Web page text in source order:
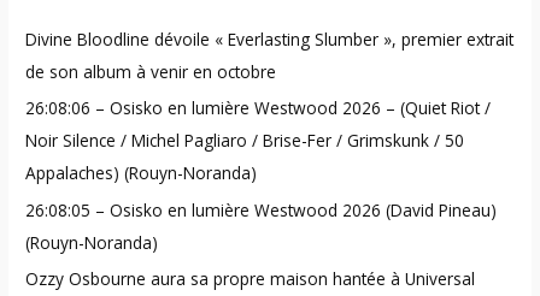
f
o
r
:
Divine Bloodline dévoile « Everlasting Slumber », premier extrait
de son album à venir en octobre
26:08:06 – Osisko en lumière Westwood 2026 – (Quiet Riot /
Noir Silence / Michel Pagliaro / Brise-Fer / Grimskunk / 50
Appalaches) (Rouyn-Noranda)
26:08:05 – Osisko en lumière Westwood 2026 (David Pineau)
(Rouyn-Noranda)
Ozzy Osbourne aura sa propre maison hantée à Universal